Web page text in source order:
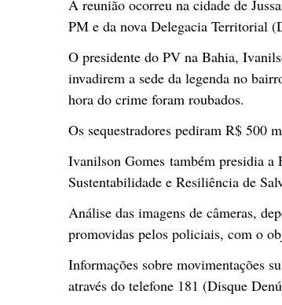
A reunião ocorreu na cidade de
PM e da nova Delegacia Territorial
O presidente do PV na Bahia,
invadirem a sede da legenda no
hora do crime foram roubados.
Os sequestradores pediram R$ 500
Ivanilson Gomes também presidia
Sustentabilidade e Resiliência de
Análise das imagens de câmeras,
promovidas pelos policiais, com o
Informações sobre movimentações
através do telefone 181 (Disque